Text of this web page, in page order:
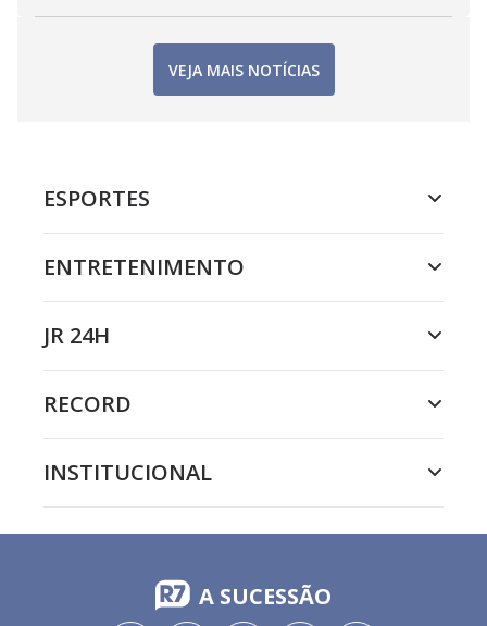
VEJA MAIS NOTÍCIAS
ESPORTES
ENTRETENIMENTO
JR 24H
RECORD
INSTITUCIONAL
A SUCESSÃO